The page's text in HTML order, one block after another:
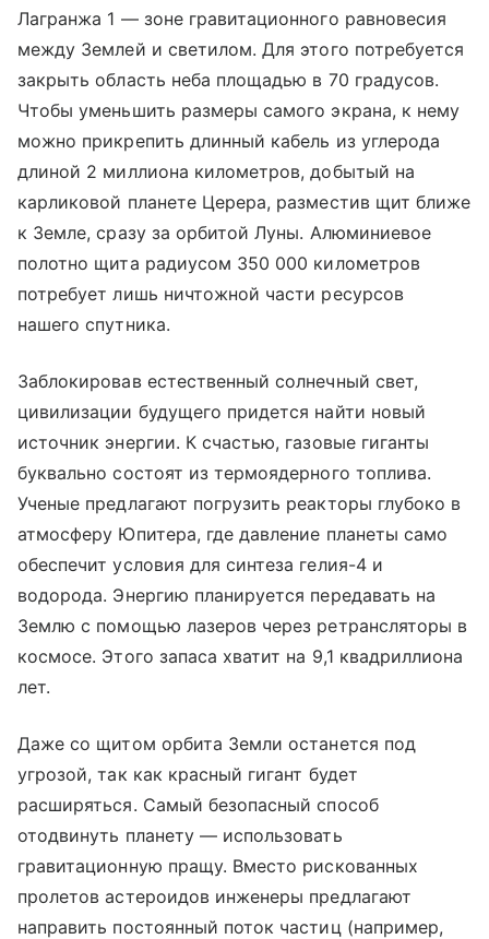
Лагранжа 1 — зоне гравитационного равновесия
между Землей и светилом. Для этого потребуется
закрыть область неба площадью в 70 градусов.
Чтобы уменьшить размеры самого экрана, к нему
можно прикрепить длинный кабель из углерода
длиной 2 миллиона километров, добытый на
карликовой планете Церера, разместив щит ближе
к Земле, сразу за орбитой Луны. Алюминиевое
полотно щита радиусом 350 000 километров
потребует лишь ничтожной части ресурсов
нашего спутника.
Заблокировав естественный солнечный свет,
цивилизации будущего придется найти новый
источник энергии. К счастью, газовые гиганты
буквально состоят из термоядерного топлива.
Ученые предлагают погрузить реакторы глубоко в
атмосферу Юпитера, где давление планеты само
обеспечит условия для синтеза гелия-4 и
водорода. Энергию планируется передавать на
Землю с помощью лазеров через ретрансляторы в
космосе. Этого запаса хватит на 9,1 квадриллиона
лет.
Даже со щитом орбита Земли останется под
угрозой, так как красный гигант будет
расширяться. Самый безопасный способ
отодвинуть планету — использовать
гравитационную пращу. Вместо рискованных
пролетов астероидов инженеры предлагают
направить постоянный поток частиц (например,